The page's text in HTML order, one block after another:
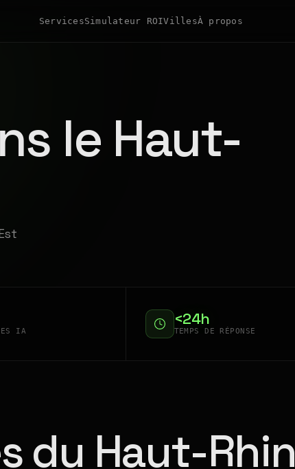
ServicesSimulateur ROIVillesÀ propos
le Haut-
IA
<24h
TEMPS DE RÉPONSE
du Haut-Rhin